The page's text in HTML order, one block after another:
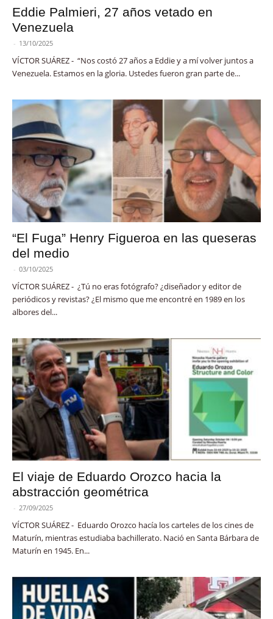
Eddie Palmieri, 27 años vetado en
Venezuela
- 13/10/2025
VÍCTOR SUÁREZ - “Nos costó 27 años a Eddie y a mí volver juntos a
Venezuela. Estamos en la gloria. Ustedes fueron gran parte de...
“El Fuga” Henry Figueroa en las queseras
del medio
- 03/10/2025
VÍCTOR SUÁREZ - ¿Tú no eras fotógrafo? ¿diseñador y editor de
periódicos y revistas? ¿El mismo que me encontré en 1989 en los
albores del...
El viaje de Eduardo Orozco hacia la
abstracción geométrica
- 27/09/2025
VÍCTOR SUÁREZ - Eduardo Orozco hacía los carteles de los cines de
Maturín, mientras estudiaba bachillerato. Nació en Santa Bárbara de
Maturín en 1945. En...